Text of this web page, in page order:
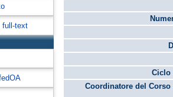
full-text
Ciclo
Coordinatore del